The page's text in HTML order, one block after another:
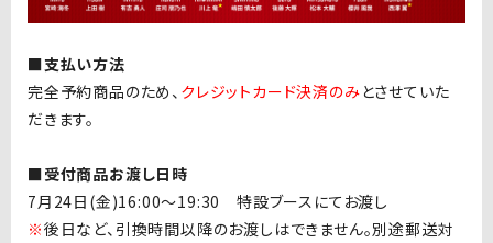
■支払い方法
完全予約商品のため、 クレジットカード決済のみとさせていた
だきます。
■受付商品お渡し日時
7月24日(金)16:00〜19:30 特設ブースにてお渡し
※後日など、引換時間以降のお渡しはできません。別途郵送対